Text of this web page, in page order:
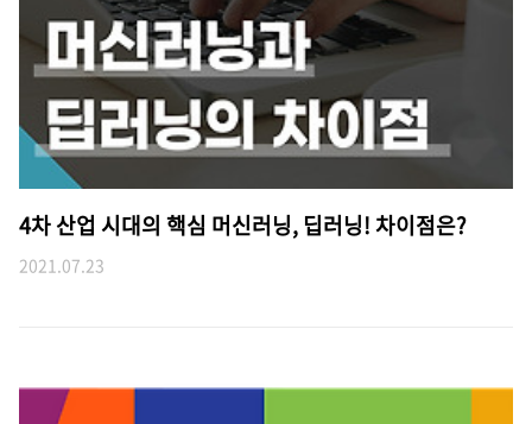
4차 산업 시대의 핵심 머신러닝, 딥러닝! 차이점은?
2021.07.23